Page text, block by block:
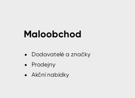
Maloobchod
Dodavatelé a značky
Prodejny
Akční nabídky